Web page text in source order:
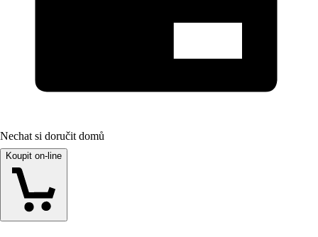
Nechat si doručit domů
Koupit on-line